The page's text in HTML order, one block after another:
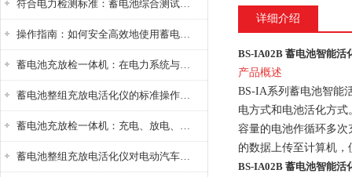
符合电力检测标准：蓄电池综合测试仪测试规范与精度校准方法详解
操作指南：如何安全高效地使用蓄电池智能活化仪？
蓄电池充放检一体机：在电力系统与储能设备中的创新应用，确保蓄电池性能与可靠性
蓄电池整组充放电活化仪的标准操作流程：从接线设置到充放电参数设定的安全规范
蓄电池充放检一体机：充电、放电、检测三功能集成设备
蓄电池整组充放电活化仪对电动汽车电池有帮助吗？
详细介绍
BS-IA02B 蓄电池智能活
产品概述
BS-IA系列蓄电池智能
电方式和电池活化方
容量的电池作循环多
的数据上传至计算机
BS-IA02B 蓄电池智能活